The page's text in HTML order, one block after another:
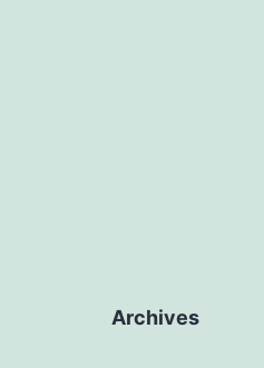
Archives